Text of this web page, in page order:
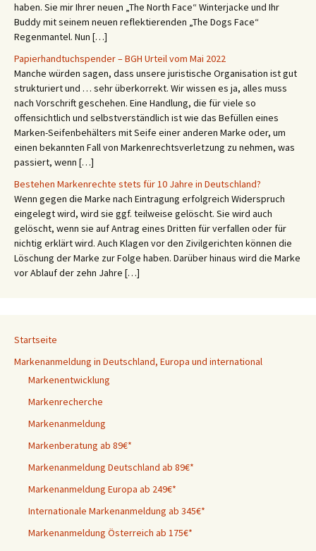
haben. Sie mir Ihrer neuen „The North Face“ Winterjacke und Ihr
Buddy mit seinem neuen reflektierenden „The Dogs Face“
Regenmantel. Nun […]
Papierhandtuchspender – BGH Urteil vom Mai 2022
Manche würden sagen, dass unsere juristische Organisation ist gut
strukturiert und … sehr überkorrekt. Wir wissen es ja, alles muss
nach Vorschrift geschehen. Eine Handlung, die für viele so
offensichtlich und selbstverständlich ist wie das Befüllen eines
Marken-Seifenbehälters mit Seife einer anderen Marke oder, um
einen bekannten Fall von Markenrechtsverletzung zu nehmen, was
passiert, wenn […]
Bestehen Markenrechte stets für 10 Jahre in Deutschland?
Wenn gegen die Marke nach Eintragung erfolgreich Widerspruch
eingelegt wird, wird sie ggf. teilweise gelöscht. Sie wird auch
gelöscht, wenn sie auf Antrag eines Dritten für verfallen oder für
nichtig erklärt wird. Auch Klagen vor den Zivilgerichten können die
Löschung der Marke zur Folge haben. Darüber hinaus wird die Marke
vor Ablauf der zehn Jahre […]
Startseite
Markenanmeldung in Deutschland, Europa und international
Markenentwicklung
Markenrecherche
Markenanmeldung
Markenberatung ab 89€*
Markenanmeldung Deutschland ab 89€*
Markenanmeldung Europa ab 249€*
Internationale Markenanmeldung ab 345€*
Markenanmeldung Österreich ab 175€*